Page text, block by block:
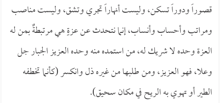
قصوراً ودوراً تسكن، وليست أنهاراً تجري وتشق، وليست مناصب
ومراتب وأحساب وأنساب، إنما نتحدث عن عزةٍ هي مرتبطةٌ بمن له
العزة وحده لا شريك له، من استمده منه وحده العزيز الجبار جل
وعلا، فهو العزيز، ومن طلبها من غيره ذل وانكسر (كأنما تخطفه
الطير أو تهوي به الريح في مكان سحيق).